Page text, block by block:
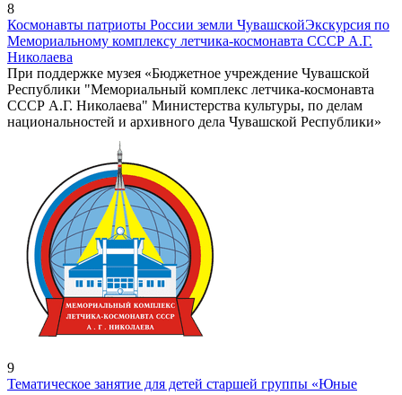
8
Космонавты патриоты России земли ЧувашскойЭкскурсия по
Мемориальному комплексу летчика-космонавта СССР А.Г.
Николаева
При поддержке музея «Бюджетное учреждение Чувашской
Республики "Мемориальный комплекс летчика-космонавта
СССР А.Г. Николаева" Министерства культуры, по делам
национальностей и архивного дела Чувашской Республики»
9
Тематическое занятие для детей старшей группы «Юные